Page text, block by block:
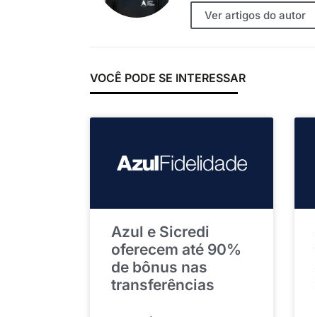
Ver artigos do autor
VOCÊ PODE SE INTERESSAR
Azul e Sicredi
oferecem até 90%
de bônus nas
transferências